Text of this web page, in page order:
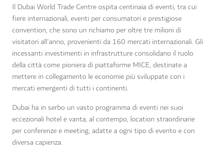
Il Dubai World Trade Centre ospita centinaia di eventi, tra cui
fiere internazionali, eventi per consumatori e prestigiose
convention, che sono un richiamo per oltre tre milioni di
visitatori all'anno, provenienti da 160 mercati internazionali. Gli
incessanti investimenti in infrastrutture consolidano il ruolo
della città come pioniera di piattaforme MICE, destinate a
mettere in collegamento le economie più sviluppate con i
mercati emergenti di tutti i continenti.
Dubai ha in serbo un vasto programma di eventi nei suoi
eccezionali hotel e vanta, al contempo, location straordinarie
per conferenze e meeting, adatte a ogni tipo di evento e con
diversa capienza.